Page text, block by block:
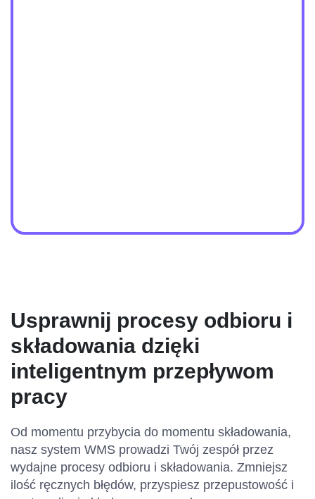
Usprawnij procesy odbioru i
składowania dzięki
inteligentnym przepływom
pracy
Od momentu przybycia do momentu składowania,
nasz system WMS prowadzi Twój zespół przez
wydajne procesy odbioru i składowania. Zmniejsz
ilość ręcznych błędów, przyspiesz przepustowość i